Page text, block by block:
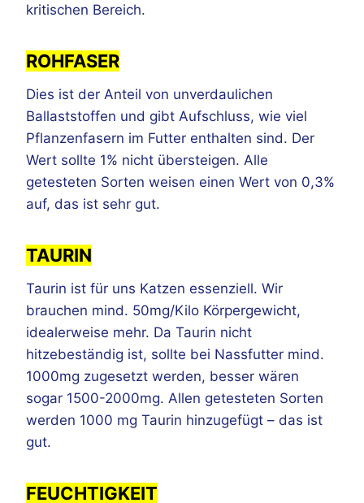
kritischen Bereich.
ROHFASER
Dies ist der Anteil von unverdaulichen
Ballaststoffen und gibt Aufschluss, wie viel
Pflanzenfasern im Futter enthalten sind. Der
Wert sollte 1% nicht übersteigen. Alle
getesteten Sorten weisen einen Wert von 0,3%
auf, das ist sehr gut.
TAURIN
Taurin ist für uns Katzen essenziell. Wir
brauchen mind. 50mg/Kilo Körpergewicht,
idealerweise mehr. Da Taurin nicht
hitzebeständig ist, sollte bei Nassfutter mind.
1000mg zugesetzt werden, besser wären
sogar 1500-2000mg. Allen getesteten Sorten
werden 1000 mg Taurin hinzugefügt – das ist
gut.
FEUCHTIGKEIT